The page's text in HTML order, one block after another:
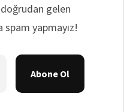
gelen
spam yapmayız!
Abone Ol